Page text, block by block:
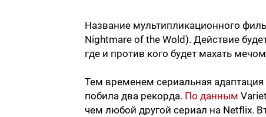
Название мультипликационного
Nightmare of the Wold). Действие
где и против кого будет махать
Тем временем сериальная адаптация
побила два рекорда. По данным
чем любой другой сериал на Netflix.